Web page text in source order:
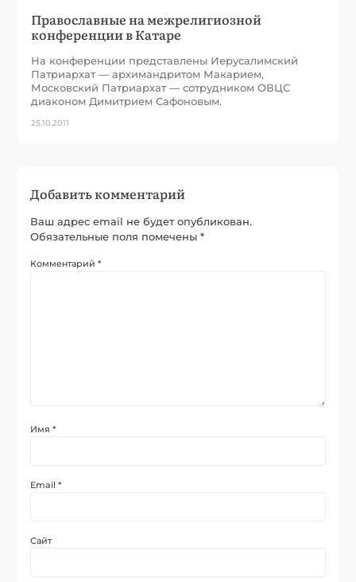
Православные на межрелигиозной
конференции в Катаре
На конференции представлены Иерусалимский
Патриархат — архимандритом Макарием,
Московский Патриархат — сотрудником ОВЦС
диаконом Димитрием Сафоновым.
25.10.2011
Добавить комментарий
Ваш адрес email не будет опубликован.
Обязательные поля помечены*
Комментарий*
Имя*
Email*
Сайт